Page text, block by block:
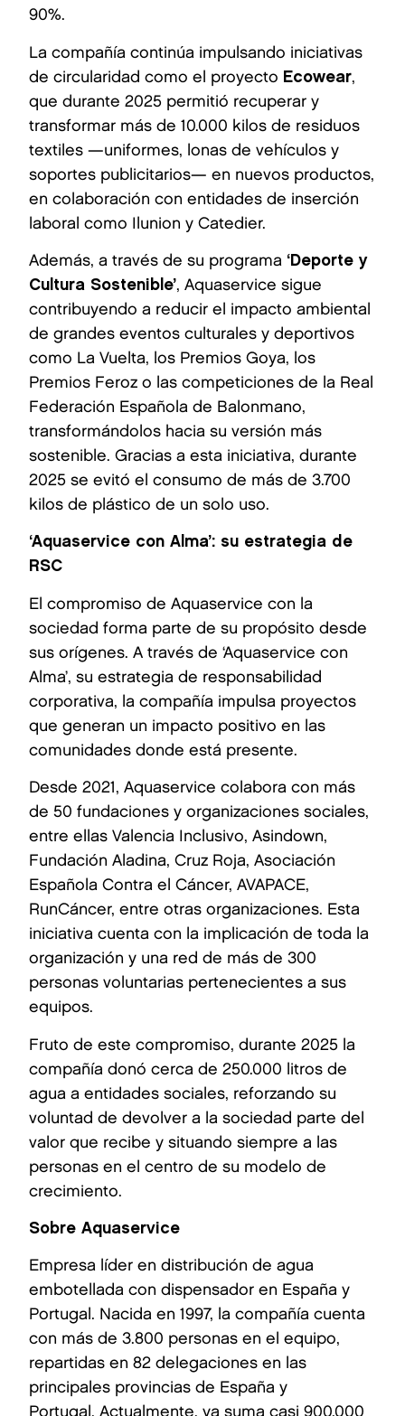
90%.
La compañía continúa impulsando iniciativas
de circularidad como el proyecto Ecowear,
que durante 2025 permitió recuperar y
transformar más de 10.000 kilos de residuos
textiles —uniformes, lonas de vehículos y
soportes publicitarios— en nuevos productos,
en colaboración con entidades de inserción
laboral como Ilunion y Catedier.
Además, a través de su programa ‘Deporte y
Cultura Sostenible’, Aquaservice sigue
contribuyendo a reducir el impacto ambiental
de grandes eventos culturales y deportivos
como La Vuelta, los Premios Goya, los
Premios Feroz o las competiciones de la Real
Federación Española de Balonmano,
transformándolos hacia su versión más
sostenible. Gracias a esta iniciativa, durante
2025 se evitó el consumo de más de 3.700
kilos de plástico de un solo uso.
‘Aquaservice con Alma’: su estrategia de
RSC
El compromiso de Aquaservice con la
sociedad forma parte de su propósito desde
sus orígenes. A través de ‘Aquaservice con
Alma’, su estrategia de responsabilidad
corporativa, la compañía impulsa proyectos
que generan un impacto positivo en las
comunidades donde está presente.
Desde 2021, Aquaservice colabora con más
de 50 fundaciones y organizaciones sociales,
entre ellas Valencia Inclusivo, Asindown,
Fundación Aladina, Cruz Roja, Asociación
Española Contra el Cáncer, AVAPACE,
RunCáncer, entre otras organizaciones. Esta
iniciativa cuenta con la implicación de toda la
organización y una red de más de 300
personas voluntarias pertenecientes a sus
equipos.
Fruto de este compromiso, durante 2025 la
compañía donó cerca de 250.000 litros de
agua a entidades sociales, reforzando su
voluntad de devolver a la sociedad parte del
valor que recibe y situando siempre a las
personas en el centro de su modelo de
crecimiento.
Sobre Aquaservice
Empresa líder en distribución de agua
embotellada con dispensador en España y
Portugal. Nacida en 1997, la compañía cuenta
con más de 3.800 personas en el equipo,
repartidas en 82 delegaciones en las
principales provincias de España y
Portugal. Actualmente, ya suma casi 900.000